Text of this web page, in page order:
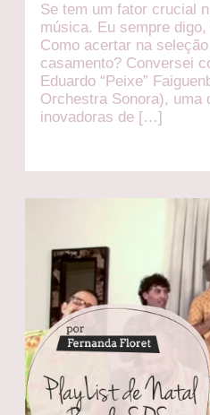
Se tem um fator crucial
música. Eu sempre
Como acertar na
casamento? Conversei
Eduardo “Peixe”
Orchestra Sonora), uma
inovadoras de […]